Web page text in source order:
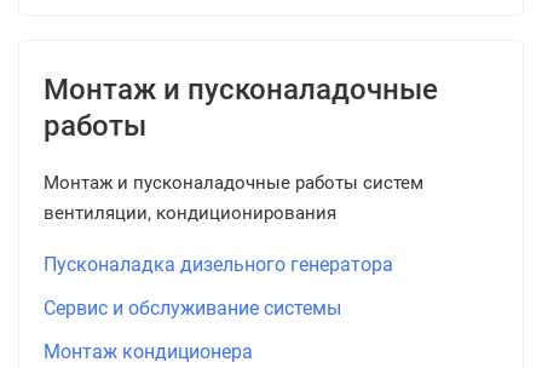
Монтаж и пусконаладочные
работы
Монтаж и пусконаладочные работы систем
вентиляции, кондиционирования
Пусконаладка дизельного генератора
Сервис и обслуживание системы
Монтаж кондиционера